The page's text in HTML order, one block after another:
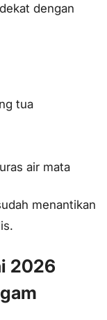
dengan
tua
air mata
menantikan
2026